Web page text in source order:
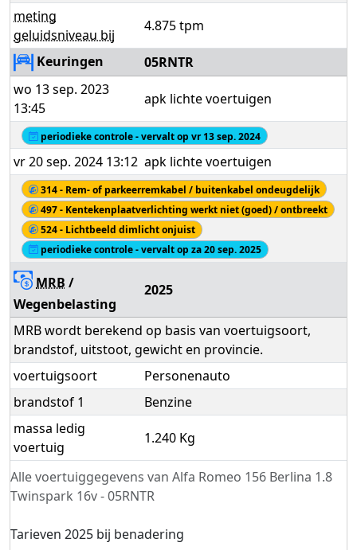
Alle voertuiggegevens van Alfa Romeo 156 Berlina 1.8
Twinspark 16v - 05RNTR
meting
geluidsniveau bij
4.875 tpm
Keuringen
05RNTR
wo 13 sep. 2023
13:45
apk lichte voertuigen
periodieke controle - vervalt op vr 13 sep. 2024
vr 20 sep. 2024 13:12 apk lichte voertuigen
314 - Rem- of parkeerremkabel / buitenkabel ondeugdelijk
497 - Kentekenplaatverlichting werkt niet (goed) / ontbreekt
524 - Lichtbeeld dimlicht onjuist
periodieke controle - vervalt op za 20 sep. 2025
MRB /
Wegenbelasting
2025
MRB wordt berekend op basis van voertuigsoort,
brandstof, uitstoot, gewicht en provincie.
voertuigsoort
Personenauto
brandstof 1
Benzine
massa ledig
voertuig
1.240 Kg
Tarieven 2025 bij benadering